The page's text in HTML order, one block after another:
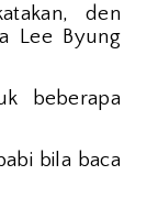
den
Lee Byung
beberapa
bila baca